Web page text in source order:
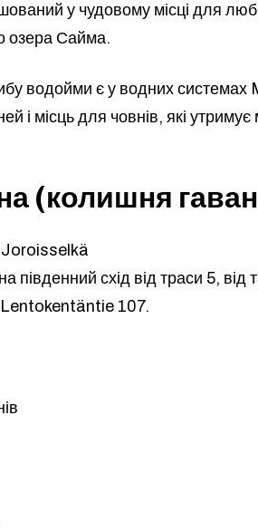
у чудовому місці для
озера Сайма.
водойми є у водних
і місць для човнів, які утримує
(колишня
південний схід від траси 5, від
107.